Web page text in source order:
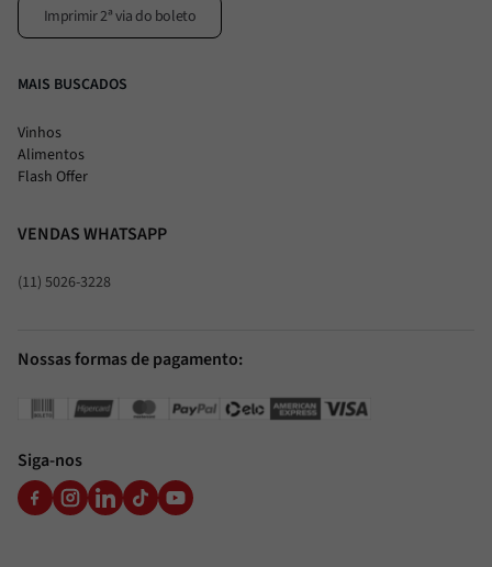
Imprimir 2ª via do boleto
MAIS BUSCADOS
Vinhos
Alimentos
Flash Offer
VENDAS WHATSAPP
(11) 5026-3228
Nossas formas de pagamento:
Siga-nos